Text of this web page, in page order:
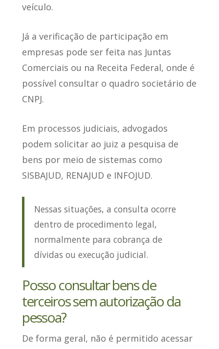
veículo.
Já a verificação de participação em
empresas pode ser feita nas Juntas
Comerciais ou na Receita Federal, onde é
possível consultar o quadro societário de
CNPJ.
Em processos judiciais, advogados
podem solicitar ao juiz a pesquisa de
bens por meio de sistemas como
SISBAJUD, RENAJUD e INFOJUD.
Nessas situações, a consulta ocorre
dentro de procedimento legal,
normalmente para cobrança de
dívidas ou execução judicial.
Posso consultar bens de
terceiros sem autorização da
pessoa?
De forma geral, não é permitido acessar